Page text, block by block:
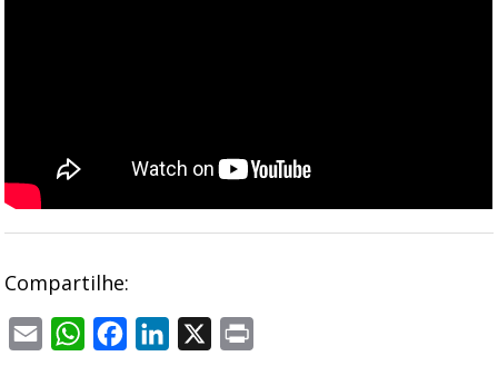
Compartilhe:
Email WhatsAppFacebookLinkedIn